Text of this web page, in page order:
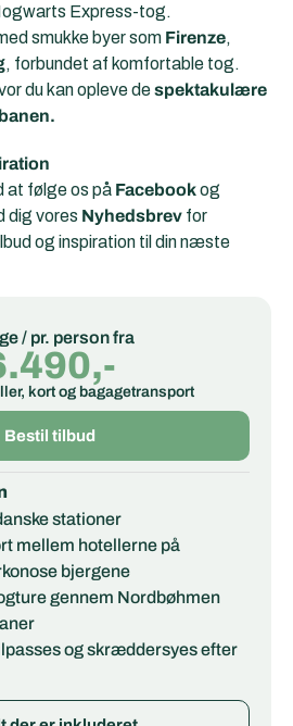
Express-tog.
smukke byer som Firenze,
, forbundet af komfortable tog.
du kan opleve despektakulære
at følge os på Facebookog
dig vores Nyhedsbrev for
og inspiration til din næste
/ pr. person fra
kort og bagagetransport
Bestil tilbud
stationer
mellem hotellerne på
bjergene
gennem Nordbøhmen
og skræddersyes efter